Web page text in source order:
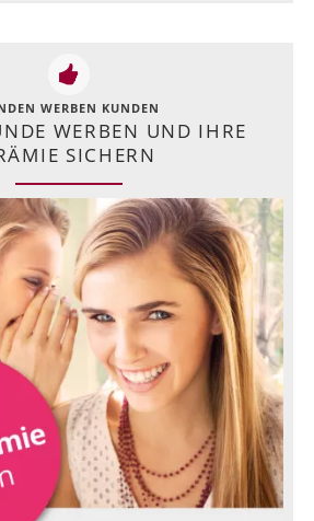
WERBEN KUNDEN
WERBEN UND IHRE
SICHERN